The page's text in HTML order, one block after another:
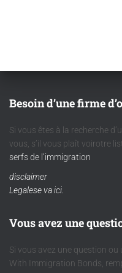
Besoin d’une firme
Si vous êtes à la recherche
vous, s’il vous plaît voirotre
serfs de l’immigration
disclaimer
Legalese va ici.
Vous avez une
Si vous avez une question
With Immigration Bonds,